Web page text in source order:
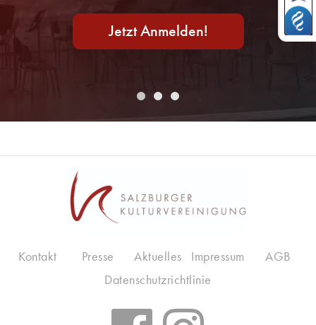
Jetzt Anmelden!
Kontakt Presse Aktuelles Impressum
AGB
Datenschutzrichtlinie